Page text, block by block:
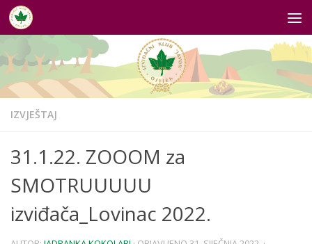
Skip to content
IZVJEŠTAJ
31.1.22. ZOOOM za
SMOTRUUUUU
izviđača_Lovinac 2022.